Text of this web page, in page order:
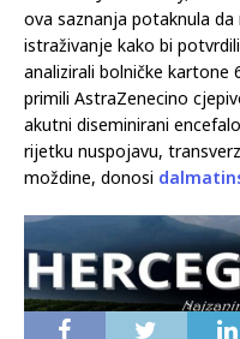
ova saznanja potaknula
istraživanje kako bi
analizirali bolničke kartone
primili AstraZenecino
akutni diseminirani
rijetku nuspojavu,
moždine, donosi